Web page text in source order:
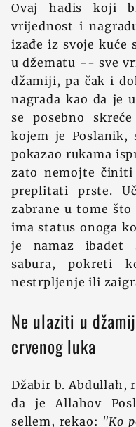
Ovaj hadis koji
vrijednost i
izađe iz svoje kuće
u džematu -- sve
džamiji, pa čak i
nagrada kao da je
se posebno
kojem je Poslanik,
pokazao rukama
zato nemojte činiti
preplitati prste.
zabrane u tome
ima status onoga
je namaz ibadet
sabura, pokreti
nestrpljenje ili
Ne ulaziti u
crvenog luka
Džabir b. Abdullah,
da je Allahov
sellem, rekao: "Ko